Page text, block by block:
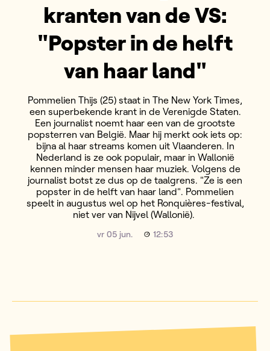
kranten van de VS:
"Popster in de helft
van haar land"
Pommelien Thijs (25) staat in The New York Times,
een superbekende krant in de Verenigde Staten.
Een journalist noemt haar een van de grootste
popsterren van België. Maar hij merkt ook iets op:
bijna al haar streams komen uit Vlaanderen. In
Nederland is ze ook populair, maar in Wallonië
kennen minder mensen haar muziek. Volgens de
journalist botst ze dus op de taalgrens. "Ze is een
popster in de helft van haar land". Pommelien
speelt in augustus wel op het Ronquières-festival,
niet ver van Nijvel (Wallonië).
vr 05 jun. 12:53